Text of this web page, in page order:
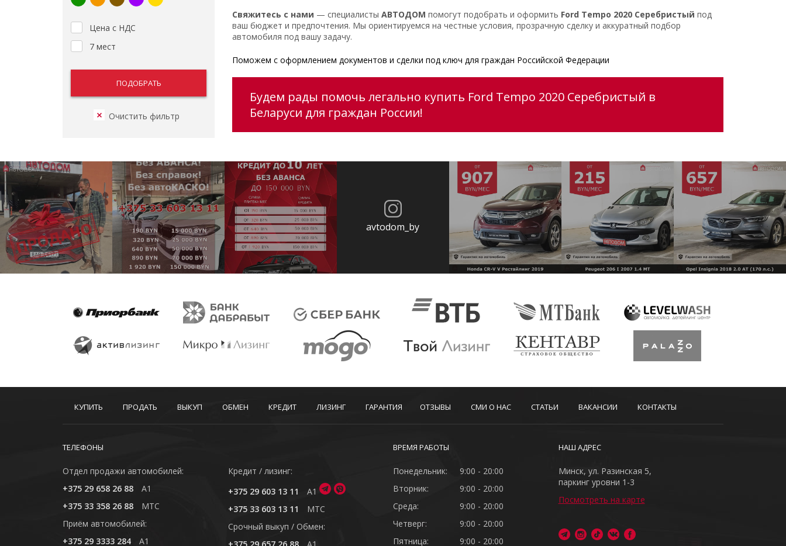
Цена с НДС
7 мест
Свяжитесь с нами — специалисты АВТОДОМ помогут подобрать и оформить Ford Tempo 2020 Серебристый под
ваш бюджет и предпочтения. Мы ориентируемся на честные условия, прозрачную сделку и аккуратный подбор
автомобиля под вашу задачу.
Поможем с оформлением документов и сделки под ключ для граждан Российской Федерации
Будем рады помочь легально купить Ford Tempo 2020 Серебристый в
Беларуси для граждан России!
avtodom_by
КУПИТЬ ПРОДАТЬ ВЫКУП ОБМЕН КРЕДИТ ЛИЗИНГ ГАРАНТИЯ ОТЗЫВЫ СМИ О НАС СТАТЬИ ВАКАНСИИ КОНТАКТЫ
ТЕЛЕФОНЫ
Отдел продажи автомобилей:
+375 29 658 26 88
A1
+375 33 358 26 88
MTC
Приём автомобилей:
+375 29 3333 284
A1
Кредит / лизинг:
+375 29 603 13 11
A1
+375 33 603 13 11
MTC
Cрочный выкуп / Обмен:
ВРЕМЯ РАБОТЫ
Понедельник:
9:00 - 20:00
Вторник:
9:00 - 20:00
Среда:
9:00 - 20:00
Четверг:
9:00 - 20:00
Пятница:
9:00 - 20:00
НАШ АДРЕС
Минск, ул. Разинская 5,
паркинг уровни 1-3
Посмотреть на карте